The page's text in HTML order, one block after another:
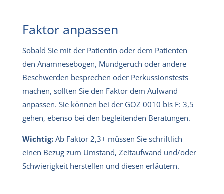
Faktor anpassen
Sobald Sie mit der Patientin oder dem Patienten
den Anamnesebogen, Mundgeruch oder andere
Beschwerden besprechen oder Perkussionstests
machen, sollten Sie den Faktor dem Aufwand
anpassen. Sie können bei der GOZ 0010 bis F: 3,5
gehen, ebenso bei den begleitenden Beratungen.
Wichtig: Ab Faktor 2,3+ müssen Sie schriftlich
einen Bezug zum Umstand, Zeitaufwand und/oder
Schwierigkeit herstellen und diesen erläutern.